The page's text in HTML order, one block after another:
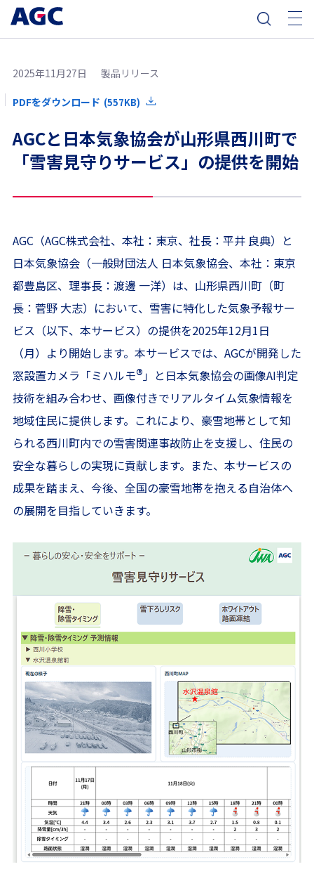
2025年11月27日 製品リリース
PDFをダウンロード (557KB)
AGCと日本気象協会が山形県西川町で
「雪害見守りサービス」の提供を開始
AGC（AGC株式会社、本社：東京、社長：平井 良典）と
日本気象協会（一般財団法人 日本気象協会、本社：東京
都豊島区、理事長：渡邊 一洋）は、山形県西川町（町
長：菅野 大志）において、雪害に特化した気象予報サー
ビス（以下、本サービス）の提供を2025年12月1日
（月）より開始します。本サービスでは、AGCが開発した
窓設置カメラ「ミハルモ®」と日本気象協会の画像AI判定
技術を組み合わせ、画像付きでリアルタイム気象情報を
地域住民に提供します。これにより、豪雪地帯として知
られる西川町内での雪害関連事故防止を支援し、住民の
安全な暮らしの実現に貢献します。また、本サービスの
成果を踏まえ、今後、全国の豪雪地帯を抱える自治体へ
の展開を目指していきます。